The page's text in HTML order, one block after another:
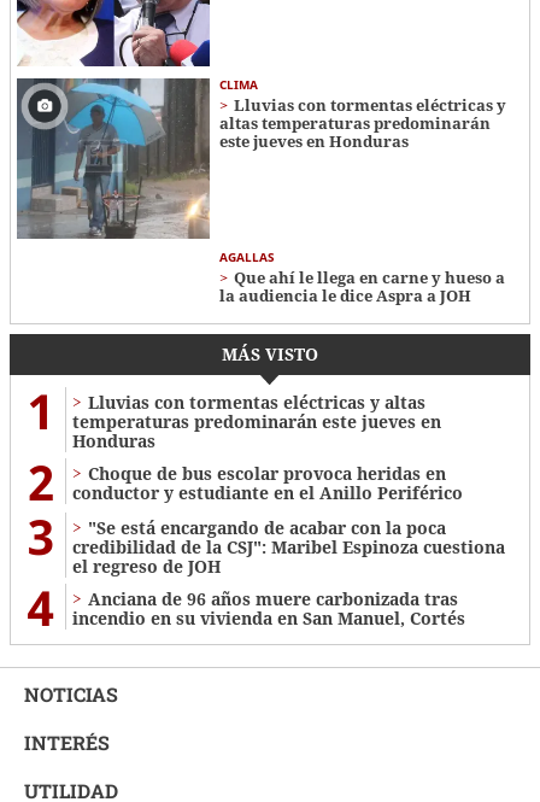
CLIMA
Lluvias con tormentas eléctricas y
altas temperaturas predominarán
este jueves en Honduras
AGALLAS
Que ahí le llega en carne y hueso a
la audiencia le dice Aspra a JOH
MÁS VISTO
1
Lluvias con tormentas eléctricas y altas
temperaturas predominarán este jueves en
Honduras
2
Choque de bus escolar provoca heridas en
conductor y estudiante en el Anillo Periférico
3
"Se está encargando de acabar con la poca
credibilidad de la CSJ": Maribel Espinoza cuestiona
el regreso de JOH
4
Anciana de 96 años muere carbonizada tras
incendio en su vivienda en San Manuel, Cortés
NOTICIAS
INTERÉS
UTILIDAD